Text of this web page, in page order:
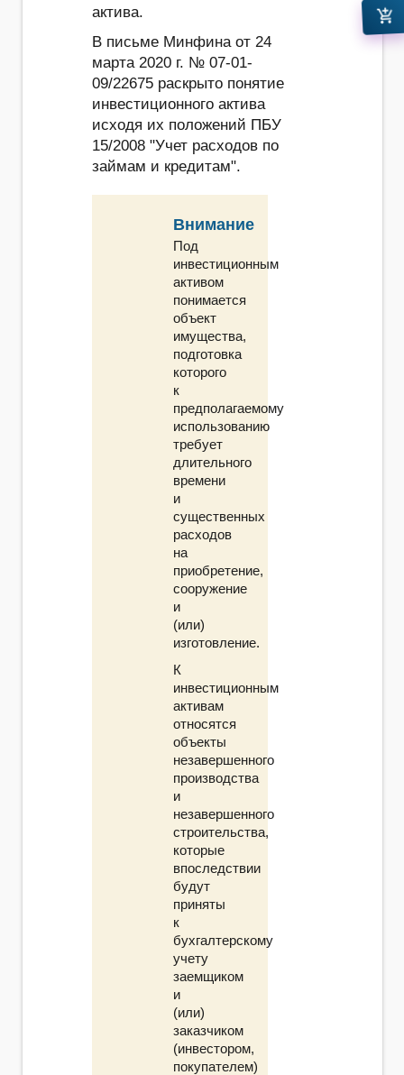
актива.
В письме Минфина от 24
марта 2020 г. № 07-01-
09/22675 раскрыто понятие
инвестиционного актива
исходя их положений ПБУ
15/2008 "Учет расходов по
займам и кредитам".
Внимание
Под
инвестиционным
активом
понимается
объект
имущества,
подготовка
которого
к
предполагаемому
использованию
требует
длительного
времени
и
существенных
расходов
на
приобретение,
сооружение
и
(или)
изготовление.
К
инвестиционным
активам
относятся
объекты
незавершенного
производства
и
незавершенного
строительства,
которые
впоследствии
будут
приняты
к
бухгалтерскому
учету
заемщиком
и
(или)
заказчиком
(инвестором,
покупателем)
add_shopping_cart